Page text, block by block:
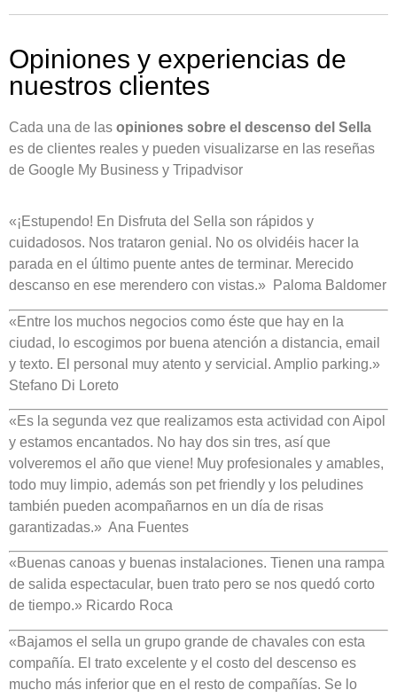
Opiniones y experiencias de
nuestros clientes
Cada una de las opiniones sobre el descenso del Sella
es de clientes reales y pueden visualizarse en las reseñas
de Google My Business y Tripadvisor
«¡Estupendo! En Disfruta del Sella son rápidos y
cuidadosos. Nos trataron genial. No os olvidéis hacer la
parada en el último puente antes de terminar. Merecido
descanso en ese merendero con vistas.» Paloma Baldomer
«Entre los muchos negocios como éste que hay en la
ciudad, lo escogimos por buena atención a distancia, email
y texto. El personal muy atento y servicial. Amplio parking.»
Stefano Di Loreto
«Es la segunda vez que realizamos esta actividad con Aipol
y estamos encantados. No hay dos sin tres, así que
volveremos el año que viene! Muy profesionales y amables,
todo muy limpio, además son pet friendly y los peludines
también pueden acompañarnos en un día de risas
garantizadas.» Ana Fuentes
«Buenas canoas y buenas instalaciones. Tienen una rampa
de salida espectacular, buen trato pero se nos quedó corto
de tiempo.» Ricardo Roca
«Bajamos el sella un grupo grande de chavales con esta
compañía. El trato excelente y el costo del descenso es
mucho más inferior que en el resto de compañías. Se lo